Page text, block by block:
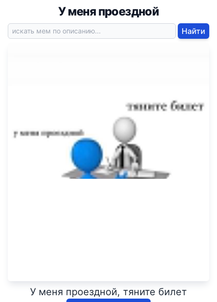
У меня проездной
Найти
У меня проездной, тяните билет